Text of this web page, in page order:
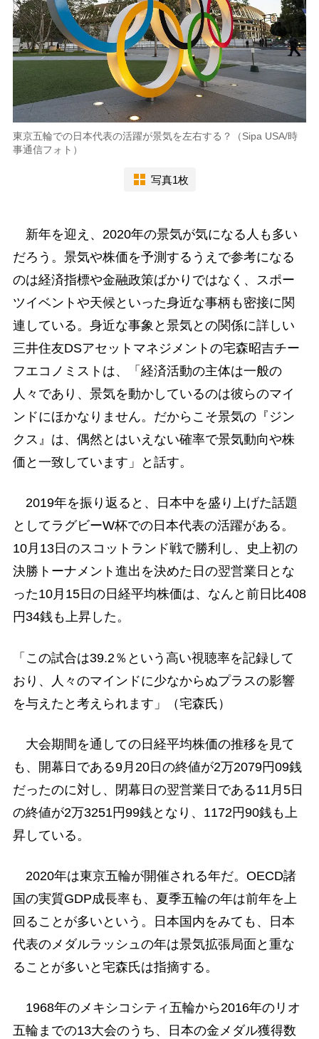
東京五輪での日本代表の活躍が景気を左右する？（Sipa USA/時
事通信フォト）
写真1枚
新年を迎え、2020年の景気が気になる人も多い
だろう。景気や株価を予測するうえで参考になる
のは経済指標や金融政策ばかりではなく、スポー
ツイベントや天候といった身近な事柄も密接に関
連している。身近な事象と景気との関係に詳しい
三井住友DSアセットマネジメントの宅森昭吉チー
フエコノミストは、「経済活動の主体は一般の
人々であり、景気を動かしているのは彼らのマイ
ンドにほかなりません。だからこそ景気の『ジン
クス』は、偶然とはいえない確率で景気動向や株
価と一致しています」と話す。
2019年を振り返ると、日本中を盛り上げた話題
としてラグビーW杯での日本代表の活躍がある。
10月13日のスコットランド戦で勝利し、史上初の
決勝トーナメント進出を決めた日の翌営業日とな
った10月15日の日経平均株価は、なんと前日比408
円34銭も上昇した。
「この試合は39.2％という高い視聴率を記録して
おり、人々のマインドに少なからぬプラスの影響
を与えたと考えられます」（宅森氏）
大会期間を通しての日経平均株価の推移を見て
も、開幕日である9月20日の終値が2万2079円09銭
だったのに対し、閉幕日の翌営業日である11月5日
の終値が2万3251円99銭となり、1172円90銭も上
昇している。
2020年は東京五輪が開催される年だ。OECD諸
国の実質GDP成長率も、夏季五輪の年は前年を上
回ることが多いという。日本国内をみても、日本
代表のメダルラッシュの年は景気拡張局面と重な
ることが多いと宅森氏は指摘する。
1968年のメキシコシティ五輪から2016年のリオ
五輪までの13大会のうち、日本の金メダル獲得数